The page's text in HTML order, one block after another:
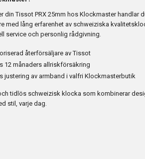
din Tissot PRX 25mm hos Klockmaster handlar
med lång erfarenhet av schweiziska
service och personlig rådgivning.
återförsäljare av Tissot
12 månaders allriskförsäkring
justering av armband i valfri Klockmasterbutik
tidlös schweizisk klocka som kombinerar
stil, varje dag.